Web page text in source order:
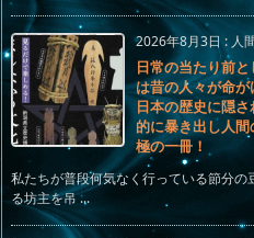
2026年8月3日:人
日常の当たり前
は昔の人々が命
日本の歴史に隠
的に暴き出し人
極の一冊！
私たちが普段何気なく行っている節分
る坊主を吊 ...